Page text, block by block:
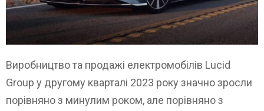
Виробництво та продажі електромобілів Lucid
Group у другому кварталі 2023 року значно зросли
порівняно з минулим роком, але порівняно з